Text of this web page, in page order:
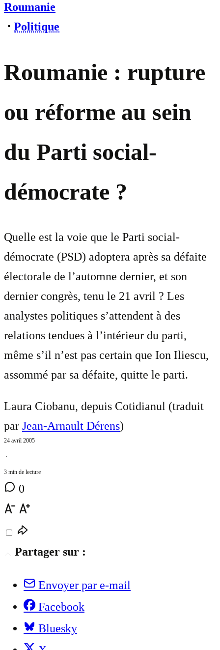
Roumanie
⋅ Politique
Roumanie : rupture
ou réforme au sein
du Parti social-
démocrate ?
Quelle est la voie que le Parti social-
démocrate (PSD) adoptera après sa défaite
électorale de l’automne dernier, et son
dernier congrès, tenu le 21 avril ? Les
analystes politiques s’attendent à des
relations tendues à l’intérieur du parti,
même s’il n’est pas certain que Ion Iliescu,
assommé par sa défaite, quitte le parti.
Laura Ciobanu, depuis Cotidianul (traduit
par Jean-Arnault Dérens)
24 avril 2005
⋅
3 min de lecture
0
Partager sur :
Envoyer par e-mail
Facebook
Bluesky